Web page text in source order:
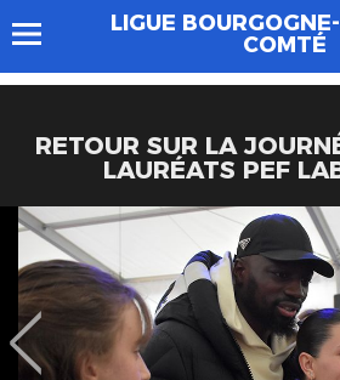
LIGUE
COMTÉ
RETOUR SUR LA
LAURÉATS PEF